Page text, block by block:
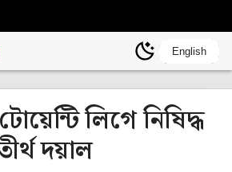
English
লিগে নিষিদ্ধ
দয়াল